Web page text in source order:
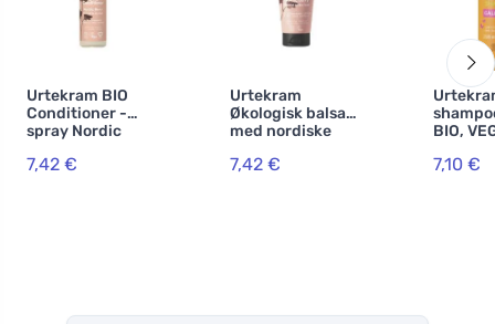
Urtekram BIO
Conditioner -
spray Nordic
7,42 €
Urtekram
Økologisk balsam
med nordiske
7,42 €
BIO,
7,10 €